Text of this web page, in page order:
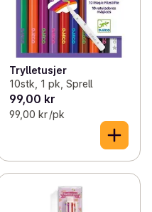
Trylletusjer
10stk, 1 pk, Sprell
99,00 kr
99,00 kr /pk